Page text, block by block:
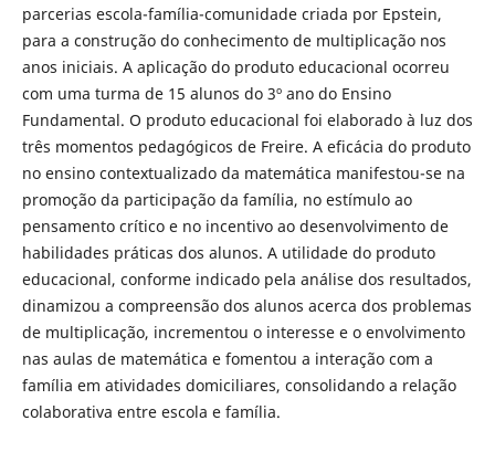
parcerias escola-família-comunidade criada por Epstein,
para a construção do conhecimento de multiplicação nos
anos iniciais. A aplicação do produto educacional ocorreu
com uma turma de 15 alunos do 3º ano do Ensino
Fundamental. O produto educacional foi elaborado à luz dos
três momentos pedagógicos de Freire. A eficácia do produto
no ensino contextualizado da matemática manifestou-se na
promoção da participação da família, no estímulo ao
pensamento crítico e no incentivo ao desenvolvimento de
habilidades práticas dos alunos. A utilidade do produto
educacional, conforme indicado pela análise dos resultados,
dinamizou a compreensão dos alunos acerca dos problemas
de multiplicação, incrementou o interesse e o envolvimento
nas aulas de matemática e fomentou a interação com a
família em atividades domiciliares, consolidando a relação
colaborativa entre escola e família.